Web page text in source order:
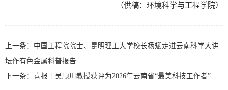
（供稿：环境科学与工程学院）
上一条： 中国工程院院士、昆明理工大学校长杨斌走进云南科学大讲
坛作有色金属科普报告
下一条： 喜报｜吴顺川教授获评为2026年云南省“最美科技工作者”